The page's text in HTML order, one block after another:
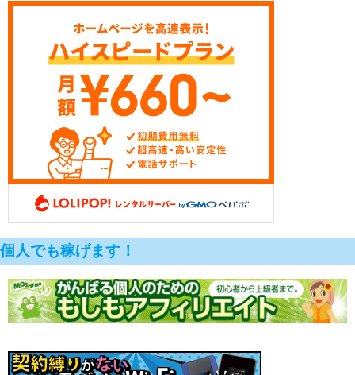
個人でも稼げます！